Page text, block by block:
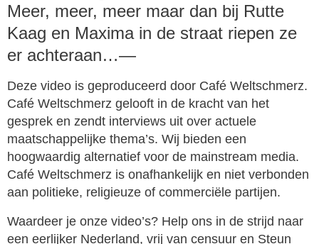
Meer, meer, meer maar dan bij Rutte
Kaag en Maxima in de straat riepen ze
er achteraan…—
Deze video is geproduceerd door Café Weltschmerz.
Café Weltschmerz gelooft in de kracht van het
gesprek en zendt interviews uit over actuele
maatschappelijke thema’s. Wij bieden een
hoogwaardig alternatief voor de mainstream media.
Café Weltschmerz is onafhankelijk en niet verbonden
aan politieke, religieuze of commerciële partijen.
Waardeer je onze video’s? Help ons in de strijd naar
een eerlijker Nederland, vrij van censuur en Steun